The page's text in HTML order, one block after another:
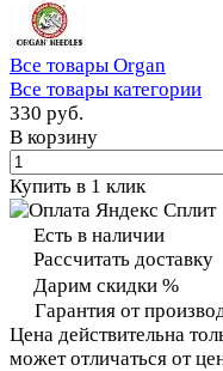
Все товары Organ
Все товары категории
330 руб.
В корзину
Купить в 1 клик
Есть в наличии
Рассчитать доставку
Дарим скидки %
Гарантия от
Цена действительна
может отличаться от